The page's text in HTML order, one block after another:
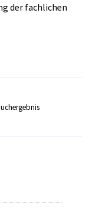
der fachlichen